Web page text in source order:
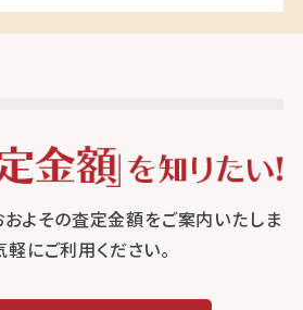
よその査定金額をご案内いたしま
軽にご利用ください。